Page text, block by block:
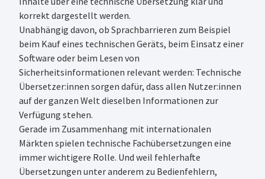
korrekt dargestellt werden.
Unabhängig davon, ob Sprachbarrieren zum Beispiel
beim Kauf eines technischen Geräts, beim Einsatz einer
Software oder beim Lesen von
Sicherheitsinformationen relevant werden: Technische
Übersetzer:innen sorgen dafür, dass allen Nutzer:innen
auf der ganzen Welt dieselben Informationen zur
Verfügung stehen.
Gerade im Zusammenhang mit internationalen
Märkten spielen technische Fachübersetzungen eine
immer wichtigere Rolle. Und weil fehlerhafte
Übersetzungen unter anderem zu Bedienfehlern,